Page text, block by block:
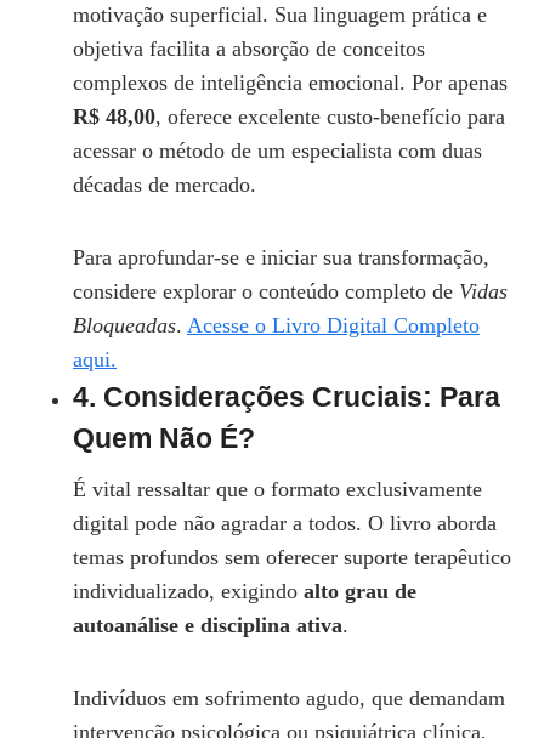
motivação superficial. Sua linguagem prática e
objetiva facilita a absorção de conceitos
complexos de inteligência emocional. Por apenas
R$ 48,00, oferece excelente custo-benefício para
acessar o método de um especialista com duas
décadas de mercado.
Para aprofundar-se e iniciar sua transformação,
considere explorar o conteúdo completo de Vidas
Bloqueadas. Acesse o Livro Digital Completo
aqui.
4. Considerações Cruciais: Para
Quem Não É?
É vital ressaltar que o formato exclusivamente
digital pode não agradar a todos. O livro aborda
temas profundos sem oferecer suporte terapêutico
individualizado, exigindo alto grau de
autoanálise e disciplina ativa.
Indivíduos em sofrimento agudo, que demandam
intervenção psicológica ou psiquiátrica clínica,